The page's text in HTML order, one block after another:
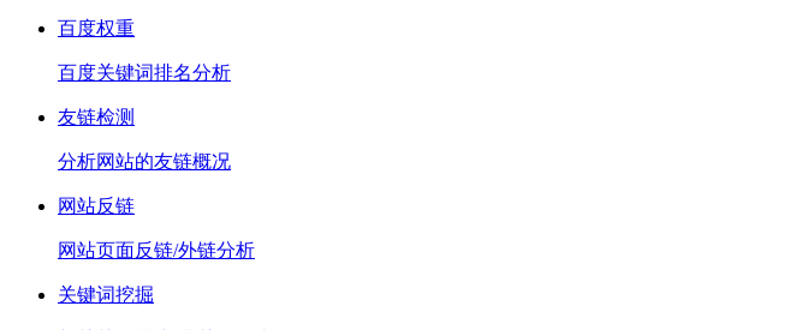
百度权重
百度关键词排名分析
友链检测
分析网站的友链概况
网站反链
网站页面反链/外链分析
关键词挖掘